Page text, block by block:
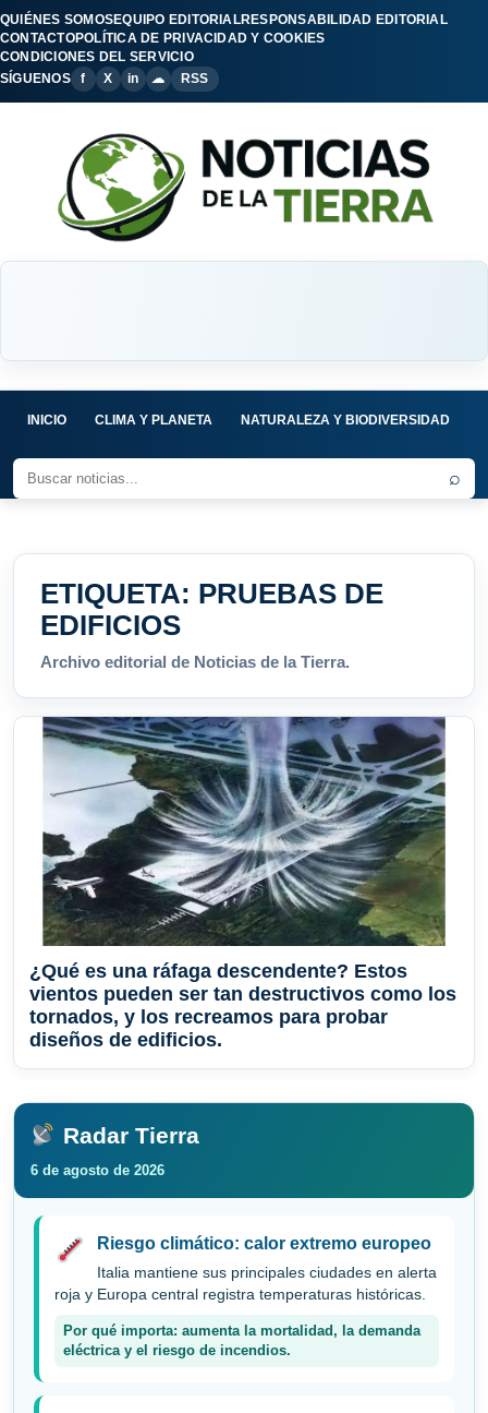
QUIÉNES SOMOSEQUIPO EDITORIALRESPONSABILIDAD EDITORIAL
CONTACTOPOLÍTICA DE PRIVACIDAD Y COOKIES
CONDICIONES DEL SERVICIO
SÍGUENOS
f X in ☁ RSS
INICIO CLIMA Y PLANETA NATURALEZA Y BIODIVERSIDAD
⌕
ETIQUETA: PRUEBAS DE
EDIFICIOS
Archivo editorial de Noticias de la Tierra.
¿Qué es una ráfaga descendente? Estos
vientos pueden ser tan destructivos como los
tornados, y los recreamos para probar
diseños de edificios.
Radar Tierra
6 de agosto de 2026
Riesgo climático: calor extremo europeo
Italia mantiene sus principales ciudades en alerta
roja y Europa central registra temperaturas históricas.
Por qué importa: aumenta la mortalidad, la demanda
eléctrica y el riesgo de incendios.